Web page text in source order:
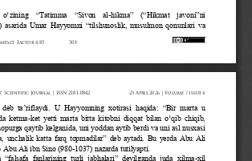
o‘zining “Tatimma “Sivon  al-hikma” (“Hikmat  javoni”ni
asarida Umar Hayyomni “tilshunoslik, musulmon qonunlari va
Factor 4.85 508
deb  ta’riflaydi.  U  Hayyomning  xotirasi  haqida: “Bir  marta  u
ketma-ket yetti marta bitta kitobni diqqat bilan o‘qib chiqib,
qaytib kelganida, uni yoddan aytib berdi va uni asl nusxasi
unchalik katta farq topmadilar” deb aytadi. Bu yerda Abu Ali
Abu Ali ibn Sino (980-1037) nazarda tutilyapti.
“falsafa  fanlarining  turli  jabhalari”  deyilganda  juda  xilma-xil
Scientific Journal | ISSN 2181-0842 25 April 2026 | Volume 7 Issue 4